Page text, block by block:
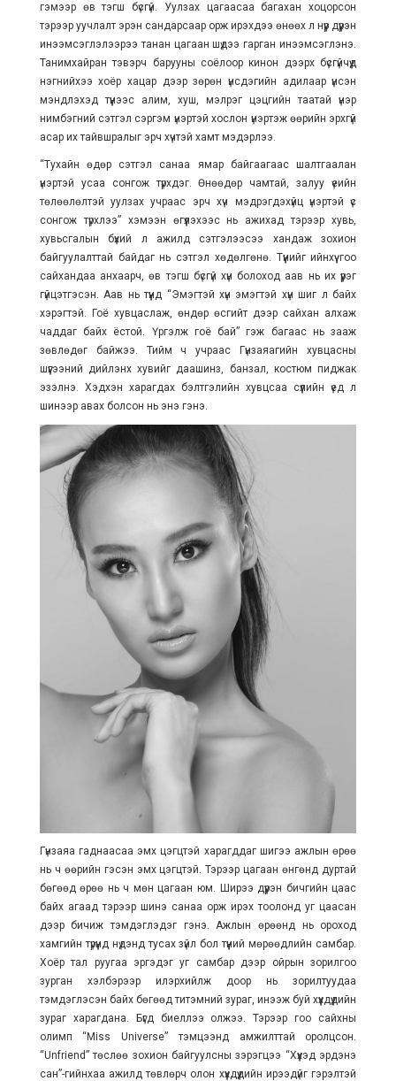
гэмээр өв тэгш бүсгүй. Уулзах цагаасаа багахан хоцорсон
тэрээр уучлалт эрэн сандарсаар орж ирэхдээ өнөөх л нүүр дүүрэн
инээмсэглэлээрээ танан цагаан шүдээ гарган инээмсэглэнэ.
Танимхайран тэвэрч барууны соёлоор кинон дээрх бүсгүйчүүд
нэгнийхээ хоёр хацар дээр зөрөн үнсдэгийн адилаар үнсэн
мэндлэхэд түүнээс алим, хуш, мэлрэг цэцгийн таатай үнэр
нимбэгний сэтгэл сэргэм үнэртэй хослон үнэртэж өөрийн эрхгүй
асар их тайвшралыг эрч хүчтэй хамт мэдэрлээ.
“Тухайн өдөр сэтгэл санаа ямар байгаагаас шалтгаалан
үнэртэй усаа сонгож түрхдэг. Өнөөдөр чамтай, залуу үеийн
төлөөлөлтэй уулзах учраас эрч хүч мэдрэгдэхүйц үнэртэй үс
сонгож түрхлээ” хэмээн өгүүлэхээс нь ажихад тэрээр хувь,
хувьсгалын бүхий л ажилд сэтгэлээсээ хандаж зохион
байгуулалттай байдаг нь сэтгэл хөдөлгөнө. Түүнийг ийнхүү гоо
сайхандаа анхаарч, өв тэгш бүсгүй хүн болоход аав нь их үүрэг
гүйцэтгэсэн. Аав нь түүнд “Эмэгтэй хүн эмэгтэй хүн шиг л байх
хэрэгтэй. Гоё хувцаслаж, өндөр өсгийт дээр сайхан алхаж
чаддаг байх ёстой. Үргэлж гоё бай” гэж багаас нь зааж
зөвлөдөг байжээ. Тийм ч учраас Гүнзаяагийн хувцасны
шүүгээний дийлэнх хувийг даашинз, банзал, костюм пиджак
эзэлнэ. Хэдхэн харагдах бэлтгэлийн хувцсаа сүүлийн үед л
шинээр авах болсон нь энэ гэнэ.
Гүнзаяа гаднаасаа эмх цэгцтэй харагддаг шигээ ажлын өрөө
нь ч өөрийн гэсэн эмх цэгцтэй. Тэрээр цагаан өнгөнд дуртай
бөгөөд өрөө нь ч мөн цагаан юм. Ширээ дүүрэн бичгийн цаас
байх агаад тэрээр шинэ санаа орж ирэх тоолонд уг цаасан
дээр бичиж тэмдэглэдэг гэнэ. Ажлын өрөөнд нь ороход
хамгийн түрүүнд нүдэнд тусах зүйл бол түүний мөрөөдлийн самбар.
Хоёр тал руугаа эргэдэг уг самбар дээр ойрын зорилгоо
зурган хэлбэрээр илэрхийлж доор нь зорилтуудаа
тэмдэглэсэн байх бөгөөд титэмний зураг, инээж буй хүүхдүүдийн
зураг харагдана. Бүгд биеллээ олжээ. Тэрээр гоо сайхны
олимп “Miss Universe” тэмцээнд амжилттай оролцсон.
“Unfriend” төслөө зохион байгуулсны зэрэгцээ “Хүүхэд эрдэнэ
сан”-гийнхаа ажилд төвлөрч олон хүүхдүүдийн ирээдүйг гэрэлтэй